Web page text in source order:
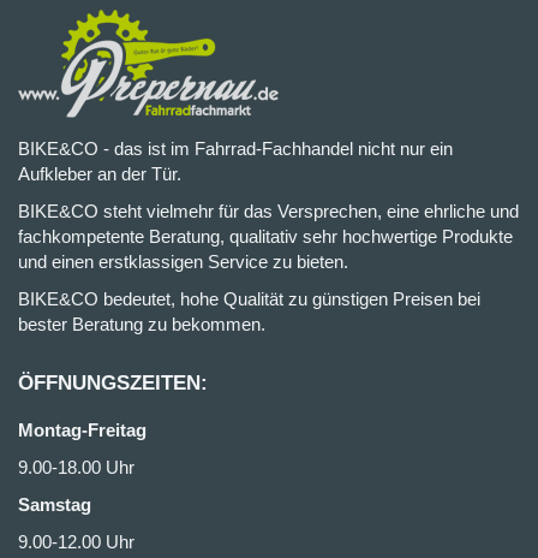
BIKE&CO - das ist im Fahrrad-Fachhandel nicht nur ein
Aufkleber an der Tür.
BIKE&CO steht vielmehr für das Versprechen, eine ehrliche und
fachkompetente Beratung, qualitativ sehr hochwertige Produkte
und einen erstklassigen Service zu bieten.
BIKE&CO bedeutet, hohe Qualität zu günstigen Preisen bei
bester Beratung zu bekommen.
ÖFFNUNGSZEITEN:
Montag-Freitag
9.00-18.00 Uhr
Samstag
9.00-12.00 Uhr